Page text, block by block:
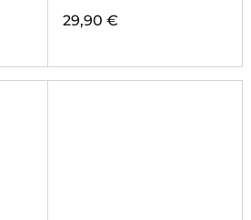
29,90 €